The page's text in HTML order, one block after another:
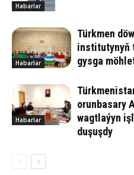
Habarlar
Habarlar
Türkmen
institutynyň
gysga
Habarlar
orunbasary
wagtlaýyn
duşuşdy